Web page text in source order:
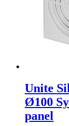
Unite
Ø100
panel